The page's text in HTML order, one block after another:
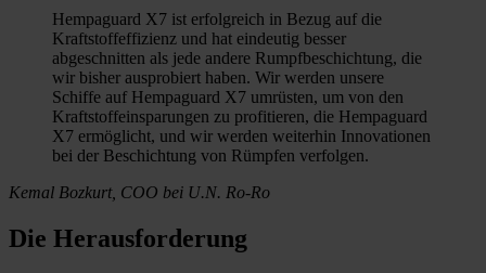
Hempaguard X7 ist erfolgreich in Bezug auf die
Kraftstoffeffizienz und hat eindeutig besser
abgeschnitten als jede andere Rumpfbeschichtung, die
wir bisher ausprobiert haben. Wir werden unsere
Schiffe auf Hempaguard X7 umrüsten, um von den
Kraftstoffeinsparungen zu profitieren, die Hempaguard
X7 ermöglicht, und wir werden weiterhin Innovationen
bei der Beschichtung von Rümpfen verfolgen.
Kemal Bozkurt, COO bei U.N. Ro-Ro
Die Herausforderung